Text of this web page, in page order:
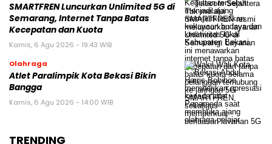
SMARTFREN Luncurkan Unlimited 5G di
Semarang, Internet Tanpa Batas
Kecepatan dan Kuota
Kamis, 6 Agu 2026 - 19:43 WIB
Olahraga
Atlet Paralimpik Kota Bekasi Bikin
Bangga
Kamis, 6 Agu 2026 - 14:00 WIB
TRENDING